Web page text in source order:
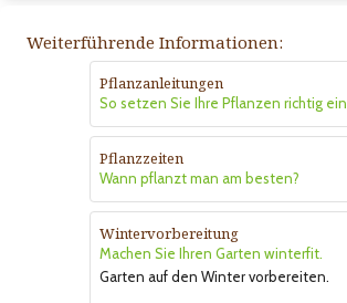
Weiterführende Informationen:
Pflanzanleitungen
So setzen Sie Ihre Pflanzen richtig
Pflanzzeiten
Wann pflanzt man am besten?
Wintervorbereitung
Machen Sie Ihren Garten winterfit.
Garten auf den Winter vorbereiten.